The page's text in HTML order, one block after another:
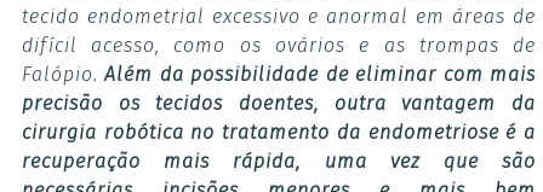
tecido endometrial excessivo e anormal em áreas de
difícil acesso, como os ovários e as trompas de
Falópio.Além da possibilidade de eliminar com mais
precisão os tecidos doentes, outra vantagem da
cirurgia robótica no tratamento da endometriose é a
recuperação mais rápida, uma vez que são